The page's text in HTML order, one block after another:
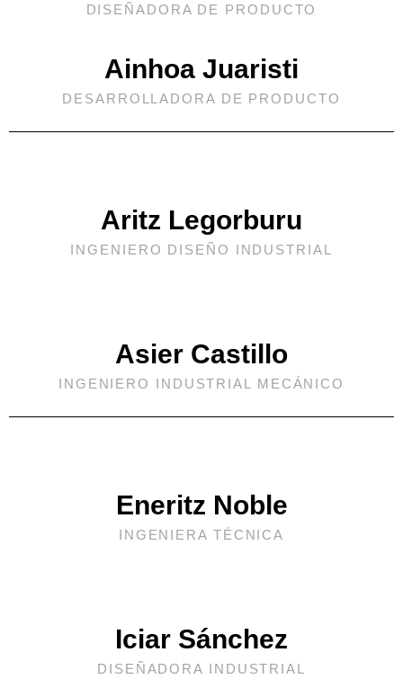
Ainhoa Juaristi
DESARROLLADORA DE PRODUCTO
DISEÑADORA DE PRODUCTO
Aritz Legorburu
INGENIERO DISEÑO INDUSTRIAL
Asier Castillo
INGENIERO INDUSTRIAL MECÁNICO
Eneritz Noble
INGENIERA TÉCNICA
Iciar Sánchez
DISEÑADORA INDUSTRIAL